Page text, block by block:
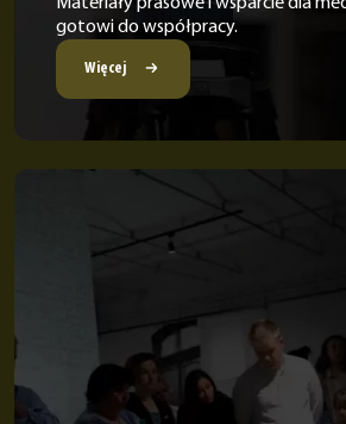
gotowi do współpracy.
Więcej